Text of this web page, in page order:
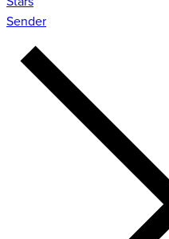
Sender